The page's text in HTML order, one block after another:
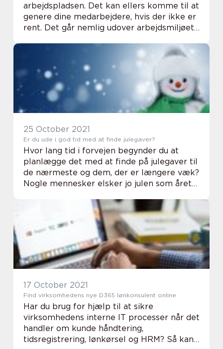
arbejdspladsen. Det kan ellers komme til at
genere dine medarbejdere, hvis der ikke er
rent. Det går nemlig udover arbejdsmiljøet,
tilpas og det kan potentielt fø...
25 October 2021
Er du ude i god tid med at finde julegaver?
Hvor lang tid i forvejen begynder du at
planlægge det med at finde på julegaver til
de nærmeste og dem, der er længere væk?
Nogle mennesker elsker jo julen som årets
17 October 2021
Find virksomhedens nye D365 lønkonsulent online
Har du brug for hjælp til at sikre
virksomhedens interne IT processer når det
handler om kunde håndtering,
tidsregistrering, lønkørsel og HRM? Så kan